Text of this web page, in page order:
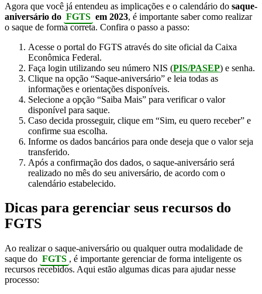
Agora que você já entendeu as implicações e o calendário do saque-
aniversário do FGTS em 2023, é importante saber como realizar
o saque de forma correta. Confira o passo a passo:
Acesse o portal do FGTS através do site oficial da Caixa
Econômica Federal.
Faça login utilizando seu número NIS (PIS/PASEP) e senha.
Clique na opção “Saque-aniversário” e leia todas as
informações e orientações disponíveis.
Selecione a opção “Saiba Mais” para verificar o valor
disponível para saque.
Caso decida prosseguir, clique em “Sim, eu quero receber” e
confirme sua escolha.
Informe os dados bancários para onde deseja que o valor seja
transferido.
Após a confirmação dos dados, o saque-aniversário será
realizado no mês do seu aniversário, de acordo com o
calendário estabelecido.
Dicas para gerenciar seus recursos do
FGTS
Ao realizar o saque-aniversário ou qualquer outra modalidade de
saque do FGTS , é importante gerenciar de forma inteligente os
recursos recebidos. Aqui estão algumas dicas para ajudar nesse
processo: